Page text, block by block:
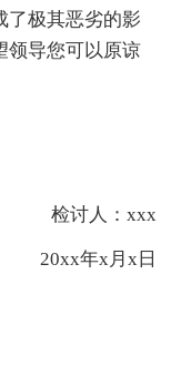
了极其恶劣的影
领导您可以原谅
检讨人：xxx
20xx年x月x日